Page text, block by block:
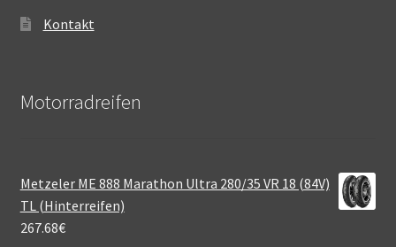
Kontakt
Motorradreifen
Metzeler ME 888 Marathon Ultra 280/35 VR 18 (84V)
TL (Hinterreifen)
267.68€